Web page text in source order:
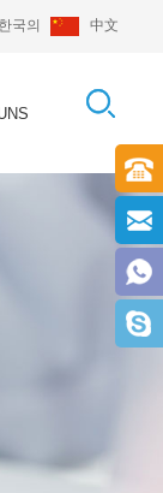
한국의 中文